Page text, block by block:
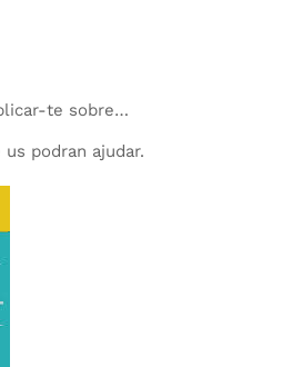
te sobre…
podran ajudar.